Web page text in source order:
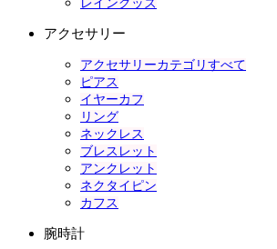
レイングッズ
アクセサリー
アクセサリーカテゴリすべて
ピアス
イヤーカフ
リング
ネックレス
ブレスレット
アンクレット
ネクタイピン
カフス
腕時計